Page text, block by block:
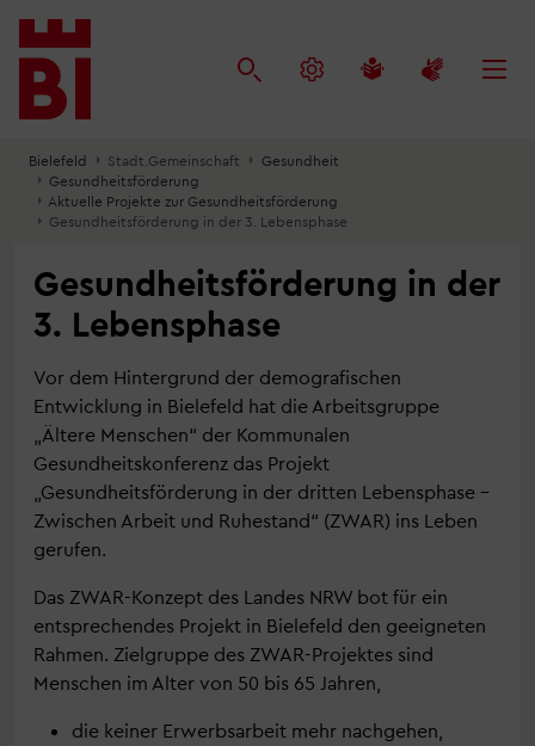
Inhalt
anspringen
Menü
anspringen
Suche
anspringen
Bielefeld Stadt.Gemeinschaft
Gesundheit
Gesundheitsförderung
Aktuelle Projekte zur Gesundheitsförderung
Gesundheitsförderung in der 3. Lebensphase
Gesundheitsförderung in der
3. Lebensphase
Vor dem Hintergrund der demografischen
Entwicklung in Bielefeld hat die Arbeitsgruppe
„Ältere Menschen“ der Kommunalen
Gesundheitskonferenz das Projekt
„Gesundheitsförderung in der dritten Lebensphase –
Zwischen Arbeit und Ruhestand“ (ZWAR) ins Leben
gerufen.
Das ZWAR-Konzept des Landes NRW bot für ein
entsprechendes Projekt in Bielefeld den geeigneten
Rahmen. Zielgruppe des ZWAR-Projektes sind
Menschen im Alter von 50 bis 65 Jahren,
die keiner Erwerbsarbeit mehr nachgehen,